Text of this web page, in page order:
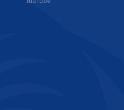
YouTube